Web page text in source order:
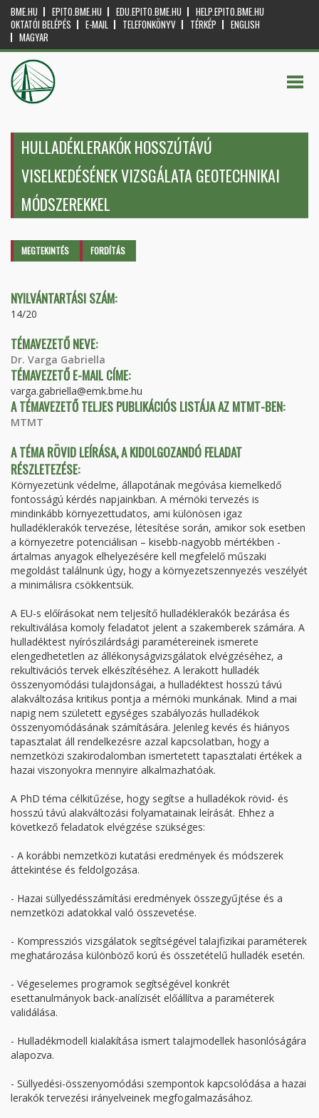
BME.HU EPITO.BME.HU EDU.EPITO.BME.HU
HELP.EPITO.BME.HU
OKTATÓI BELÉPÉS
E-MAIL TELEFONKÖNYV TÉRKÉP
ENGLISH
MAGYAR
HULLADÉKLERAKÓK HOSSZÚTÁVÚ
VISELKEDÉSÉNEK VIZSGÁLATA GEOTECHNIKAI
MÓDSZEREKKEL
Elsődleges fülek
MEGTEKINTÉS (AKTÍVFORDÍTÁS
NYILVÁNTARTÁSI SZÁM:
14/20
TÉMAVEZETŐ NEVE:
Dr. Varga Gabriella
TÉMAVEZETŐ E-MAIL CÍME:
varga.gabriella@emk.bme.hu
A TÉMAVEZETŐ TELJES PUBLIKÁCIÓS LISTÁJA AZ MTMT-BEN:
MTMT
A TÉMA RÖVID LEÍRÁSA, A KIDOLGOZANDÓ FELADAT
RÉSZLETEZÉSE:
Környezetünk védelme, állapotának megóvása kiemelkedő
fontosságú kérdés napjainkban. A mérnöki tervezés is
mindinkább környezettudatos, ami különösen igaz
hulladéklerakók tervezése, létesítése során, amikor sok esetben
a környezetre potenciálisan – kisebb-nagyobb mértékben -
ártalmas anyagok elhelyezésére kell megfelelő műszaki
megoldást találnunk úgy, hogy a környezetszennyezés veszélyét
a minimálisra csökkentsük.
A EU-s előírásokat nem teljesítő hulladéklerakók bezárása és
rekultiválása komoly feladatot jelent a szakemberek számára. A
hulladéktest nyírószilárdsági paramétereinek ismerete
elengedhetetlen az állékonyságvizsgálatok elvégzéséhez, a
rekultivációs tervek elkészítéséhez. A lerakott hulladék
összenyomódási tulajdonságai, a hulladéktest hosszú távú
alakváltozása kritikus pontja a mérnöki munkának. Mind a mai
napig nem született egységes szabályozás hulladékok
összenyomódásának számítására. Jelenleg kevés és hiányos
tapasztalat áll rendelkezésre azzal kapcsolatban, hogy a
nemzetközi szakirodalomban ismertetett tapasztalati értékek a
hazai viszonyokra mennyire alkalmazhatóak.
A PhD téma célkitűzése, hogy segítse a hulladékok rövid- és
hosszú távú alakváltozási folyamatainak leírását. Ehhez a
következő feladatok elvégzése szükséges:
- A korábbi nemzetközi kutatási eredmények és módszerek
áttekintése és feldolgozása.
- Hazai süllyedésszámítási eredmények összegyűjtése és a
nemzetközi adatokkal való összevetése.
- Kompressziós vizsgálatok segítségével talajfizikai paraméterek
meghatározása különböző korú és összetételű hulladék esetén.
- Végeselemes programok segítségével konkrét
esettanulmányok back-analízisét előállítva a paraméterek
validálása.
- Hulladékmodell kialakítása ismert talajmodellek hasonlóságára
alapozva.
- Süllyedési-összenyomódási szempontok kapcsolódása a hazai
lerakók tervezési irányelveinek megfogalmazásához.